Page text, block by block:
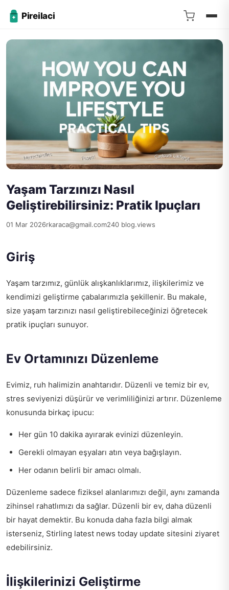
Pireilaci
Yaşam Tarzınızı Nasıl
Geliştirebilirsiniz: Pratik Ipuçları
01 Mar 2026rkaraca@gmail.com240 blog.views
Giriş
Yaşam tarzımız, günlük alışkanlıklarımız, ilişkilerimiz ve
kendimizi geliştirme çabalarımızla şekillenir. Bu makale,
size yaşam tarzınızı nasıl geliştirebileceğinizi öğretecek
pratik ipuçları sunuyor.
Ev Ortamınızı Düzenleme
Evimiz, ruh halimizin anahtarıdır. Düzenli ve temiz bir ev,
stres seviyenizi düşürür ve verimliliğinizi artırır. Düzenleme
konusunda birkaç ipucu:
Her gün 10 dakika ayırarak evinizi düzenleyin.
Gerekli olmayan eşyaları atın veya bağışlayın.
Her odanın belirli bir amacı olmalı.
Düzenleme sadece fiziksel alanlarımızı değil, aynı zamanda
zihinsel rahatlımızı da sağlar. Düzenli bir ev, daha düzenli
bir hayat demektir. Bu konuda daha fazla bilgi almak
isterseniz, Stirling latest news today update sitesini ziyaret
edebilirsiniz.
İlişkilerinizi Geliştirme